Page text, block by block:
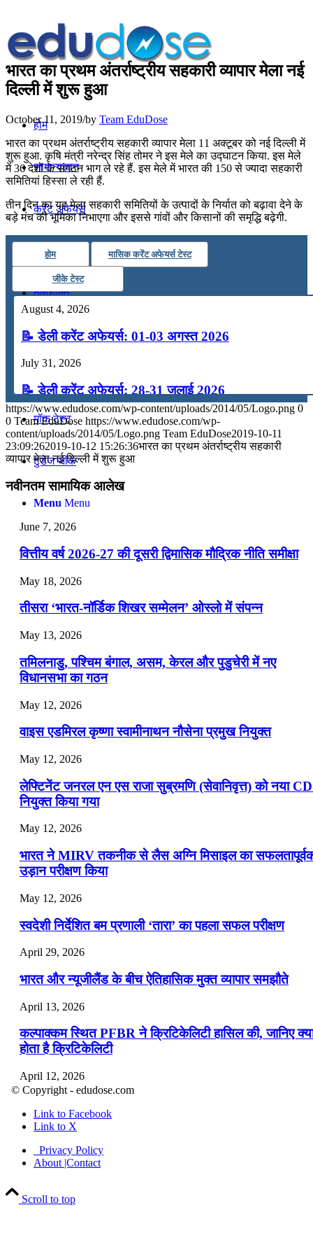
होम
सामान्यज्ञान
करेंट अफेयर्स
गणित
तर्कशक्ति
कंप्यूटर
मॉक टेस्ट
टुडेज जीके
Menu Menu
भारत का प्रथम अंतर्राष्‍ट्रीय सहकारी व्‍यापार मेला नई
दिल्‍ली में शुरू हुआ
October 11, 2019/by Team EduDose
भारत का प्रथम अंतर्राष्‍ट्रीय सहकारी व्‍यापार मेला 11 अक्टूबर को नई दिल्‍ली में
शुरू हुआ. कृषि मंत्री नरेन्‍द्र सिंह तोमर ने इस मेले का उद्घाटन किया. इस मेले
में 36 देशों के संगठन भाग ले रहे हैं. इस मेले में भारत की 150 से ज्‍यादा सहकारी
समितियां हिस्‍सा ले रही हैं.
तीन दिन का यह मेला सहकारी समितियों के उत्‍पादों के निर्यात को बढ़ावा देने के
बड़े मंच की भूमिका निभाएगा और इससे गांवों और किसानों की समृद्धि बढ़ेगी.
होम मासिक करेंट अफेयर्स टेस्ट
जीके टेस्ट
August 4, 2026
📝 डेली करेंट अफेयर्स: 01-03 अगस्त 2026
July 31, 2026
📝 डेली करेंट अफेयर्स: 28-31 जुलाई 2026
July 28, 2026
📝 डेली करेंट अफेयर्स: 25-27 जुलाई 2026
July 25, 2026
📝 डेली करेंट अफेयर्स: 22-24 जुलाई 2026
July 22, 2026
📝 डेली करेंट अफेयर्स: 19-21 जुलाई 2026
July 19, 2026
📝 डेली करेंट अफेयर्स: 16-18 जुलाई 2026
July 16, 2026
📝 डेली करेंट अफेयर्स: 13-15 जुलाई 2026
https://www.edudose.com/wp-content/uploads/2014/05/Logo.png 0
0 Team EduDose https://www.edudose.com/wp-
content/uploads/2014/05/Logo.png Team EduDose2019-10-11
23:09:262019-10-12 15:26:36भारत का प्रथम अंतर्राष्‍ट्रीय सहकारी
व्‍यापार मेला नई दिल्‍ली में शुरू हुआ
नवीनतम सामायिक आलेख
June 7, 2026
वित्तीय वर्ष 2026-27 की दूसरी द्विमासिक मौद्रिक नीति समीक्षा
May 18, 2026
तीसरा ‘भारत-नॉर्डिक शिखर सम्मेलन’ ओस्लो में संपन्न
May 13, 2026
तमिलनाडु, पश्चिम बंगाल, असम, केरल और पुडुचेरी में नए
विधानसभा का गठन
May 12, 2026
वाइस एडमिरल कृष्णा स्वामीनाथन नौसेना प्रमुख नियुक्त
May 12, 2026
लेफ्टिनेंट जनरल एन एस राजा सुब्रमणि (सेवानिवृत्त) को नया
नियुक्त किया गया
May 12, 2026
भारत ने MIRV तकनीक से लैस अग्नि मिसाइल का
उड़ान परीक्षण किया
May 12, 2026
स्वदेशी निर्देशित बम प्रणाली ‘तारा’ का पहला सफल परीक्षण
April 29, 2026
भारत और न्यूजीलैंड के बीच ऐतिहासिक मुक्त व्यापार समझौते
April 13, 2026
कल्पाक्कम स्थित PFBR ने क्रिटिकेलिटी हासिल की, जानिए
होता है क्रिटिकेलिटी
April 12, 2026
April 9, 2026
नासा का आर्टेमिस-2 मिशन: मनुष्य एक बार फिर से चंद्रमा के
पहुंचा
April 7, 2026
© Copyright - edudose.com
Link to Facebook
Link to X
Privacy Policy
About |Contact
Scroll to top